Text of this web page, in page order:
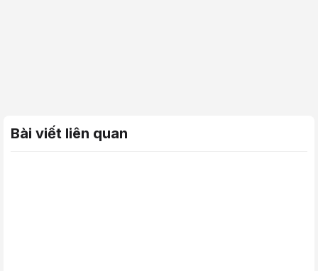
Bài viết liên quan